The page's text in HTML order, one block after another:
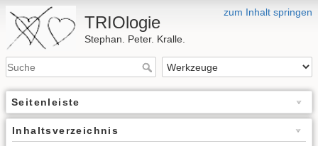
zum Inhalt springen
TRIOlogie
Stephan. Peter. Kralle.
Seitenleiste
Inhaltsverzeichnis